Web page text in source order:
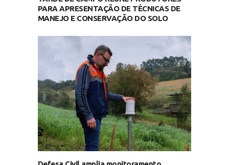
PARA APRESENTAÇÃO DE TÉCNICAS DE
MANEJO E CONSERVAÇÃO DO SOLO